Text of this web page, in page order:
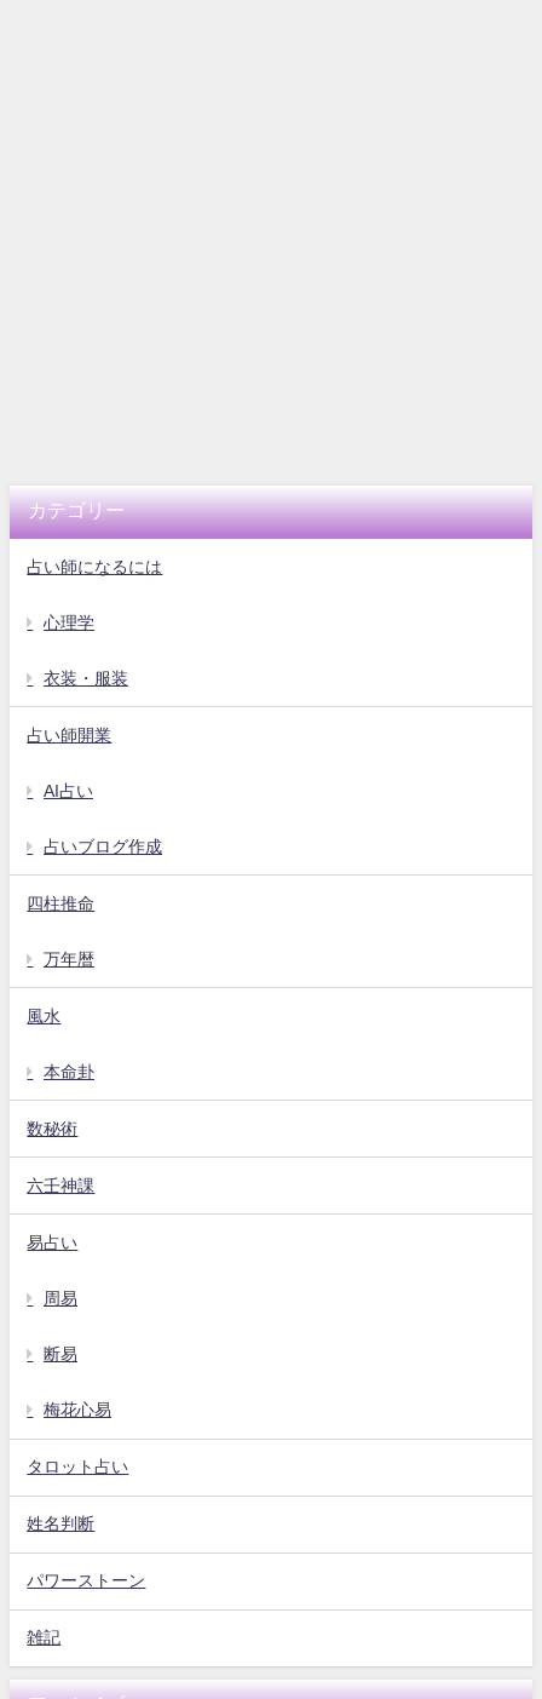
カテゴリー
占い師になるには
心理学
衣装・服装
占い師開業
AI占い
占いブログ作成
四柱推命
万年暦
風水
本命卦
数秘術
六壬神課
易占い
周易
断易
梅花心易
タロット占い
姓名判断
パワーストーン
雑記